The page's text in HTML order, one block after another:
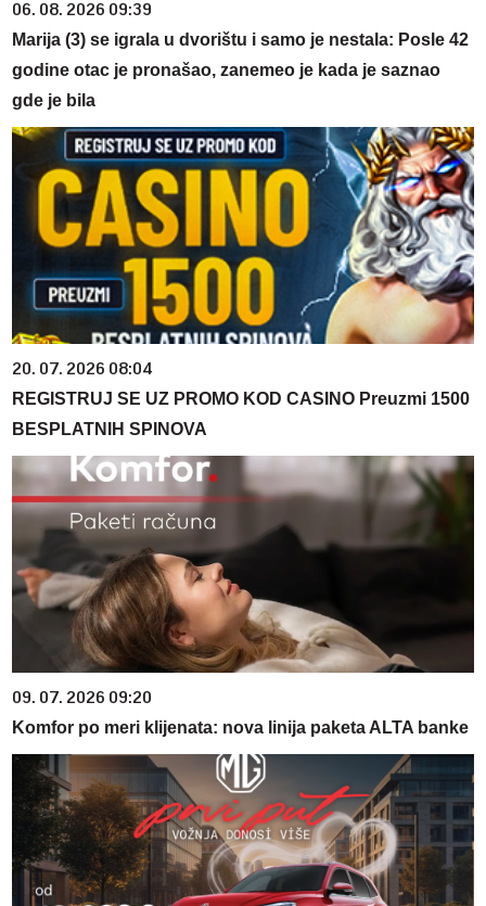
06. 08. 2026 09:39
Marija (3) se igrala u dvorištu i samo je nestala: Posle 42
godine otac je pronašao, zanemeo je kada je saznao
gde je bila
20. 07. 2026 08:04
REGISTRUJ SE UZ PROMO KOD CASINO Preuzmi 1500
BESPLATNIH SPINOVA
09. 07. 2026 09:20
Komfor po meri klijenata: nova linija paketa ALTA banke